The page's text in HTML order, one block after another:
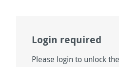
pas disponible pour le moment.)
pour le moment.)
Login required
Please login to unlock the